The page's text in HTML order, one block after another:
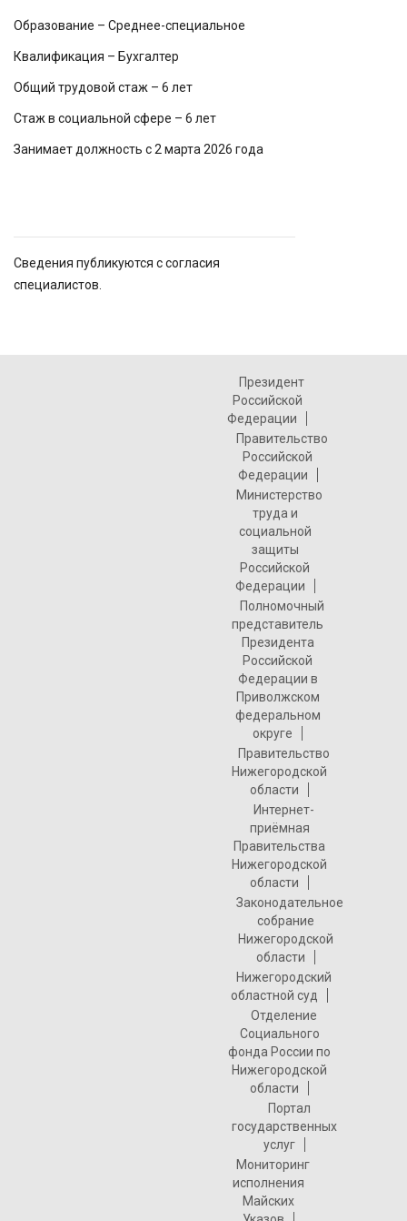
Образование – Среднее-специальное
Квалификация – Бухгалтер
Общий трудовой стаж – 6 лет
Стаж в социальной сфере – 6 лет
Занимает должность с 2 марта 2026 года
Сведения публикуются с согласия
специалистов.
Президент
Российской
Федерации
Правительство
Российской
Федерации
Министерство
труда и
социальной
защиты
Российской
Федерации
Полномочный
представитель
Президента
Российской
Федерации в
Приволжском
федеральном
округе
Правительство
Нижегородской
области
Интернет-
приёмная
Правительства
Нижегородской
области
Законодательное
собрание
Нижегородской
области
Нижегородский
областной суд
Отделение
Социального
фонда России по
Нижегородской
области
Портал
государственных
услуг
Мониторинг
исполнения
Майских